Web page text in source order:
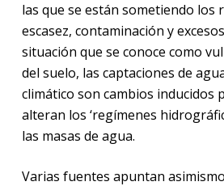
las que se están sometiendo los
escasez, contaminación y
situación que se conoce como
del suelo, las captaciones de
climático son cambios inducidos
alteran los ‘regímenes
las masas de agua.
Varias fuentes apuntan